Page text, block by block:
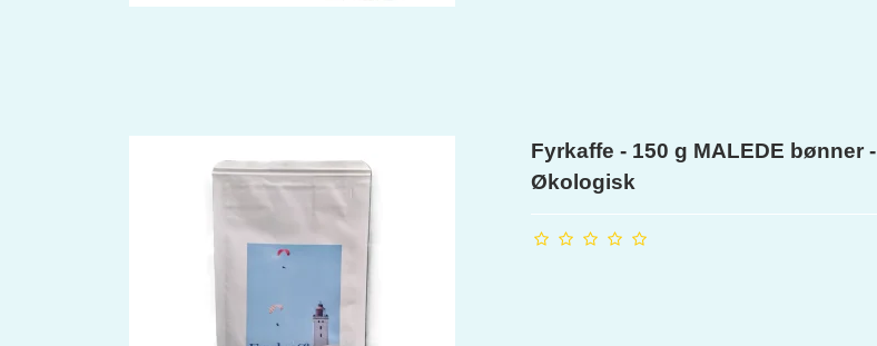
Fyrkaffe - 150 g MALEDE bønner -
Økologisk